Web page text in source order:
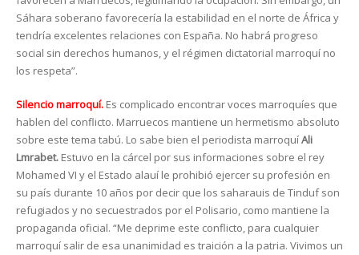
Sáhara soberano favorecería la estabilidad en el norte de África y
tendría excelentes relaciones con España. No habrá progreso
social sin derechos humanos, y el régimen dictatorial marroquí no
los respeta”.
Silencio marroquí. Es complicado encontrar voces marroquíes que
hablen del conflicto. Marruecos mantiene un hermetismo absoluto
sobre este tema tabú. Lo sabe bien el periodista marroquíAli
Lmrabet. Estuvo en la cárcel por sus informaciones sobre el rey
Mohamed VI y el Estado alauí le prohibió ejercer su profesión en
su país durante 10 años por decir que los saharauis de Tinduf son
refugiados y no secuestrados por el Polisario, como mantiene la
propaganda oficial. “Me deprime este conflicto, para cualquier
marroquí salir de esa unanimidad es traición a la patria. Vivimos un